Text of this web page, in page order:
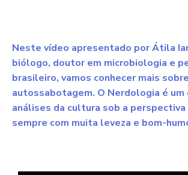
Neste vídeo apresentado por Átila
biólogo, doutor em microbiologia e
brasileiro, vamos conhecer mais
autossabotagem. O Nerdologia é um
análises da cultura sob a perspectiva
sempre com muita leveza e bom-